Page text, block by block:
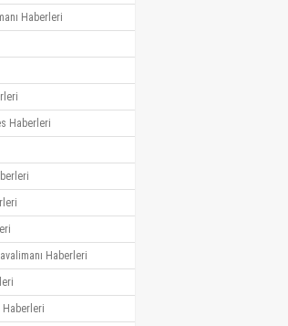
Haberleri
Haberleri
Haberleri
Haberleri